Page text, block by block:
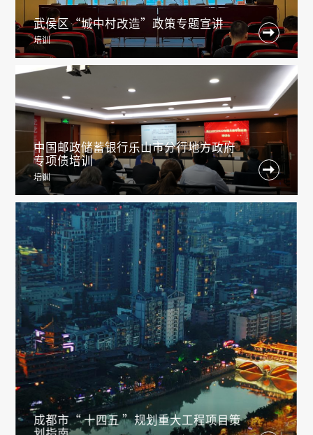
武侯区“城中村改造”政策专题宣讲
培训

中国邮政储蓄银行乐山市分行地方政府
专项债培训
培训

成都市“ 十四五 ”规划重大工程项目策